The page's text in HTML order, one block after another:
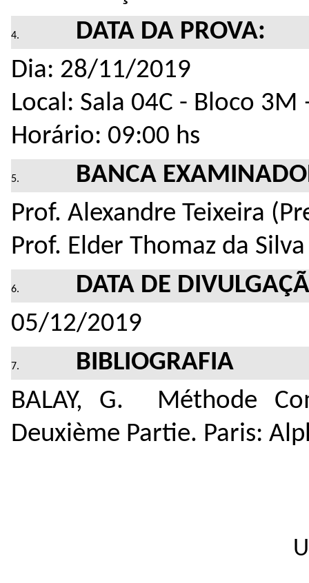
DATA DA PROVA:
Dia: 28/11/2019
Local: Sala 04C - Bloco 3M
Horário: 09:00 hs
BANCA
Prof. Alexandre Teixeira
Prof. Elder Thomaz da Silva
DATA DE
05/12/2019
BIBLIOGRAFIA
BALAY, G. Méthode
Deuxième Partie. Paris: